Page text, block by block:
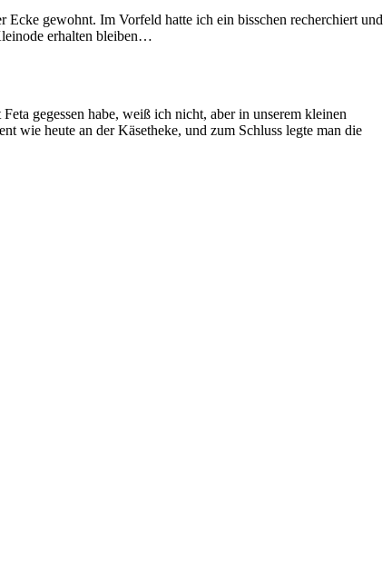
gewohnt. Im Vorfeld hatte ich ein bisschen recherchiert und
erhalten bleiben…
gegessen habe, weiß ich nicht, aber in unserem kleinen
wie heute an der Käsetheke, und zum Schluss legte man die